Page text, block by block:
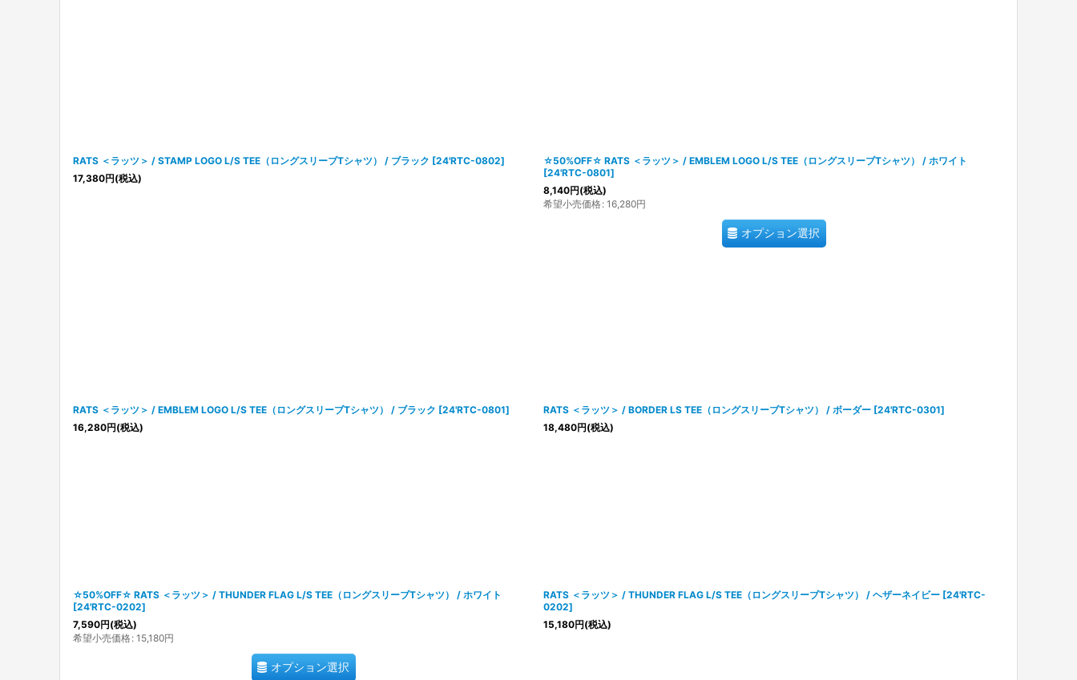
RATS ＜ラッツ＞ / STAMP LOGO L/S TEE（ロングスリーブTシャツ） / ブラック [24'RTC-0802]
17,380円(税込)
☆50%OFF☆ RATS ＜ラッツ＞ / EMBLEM LOGO L/S TEE（ロングスリーブTシャツ） / ホワイト
[24'RTC-0801]
8,140円(税込)
希望小売価格: 16,280円
オプション選択
RATS ＜ラッツ＞ / EMBLEM LOGO L/S TEE（ロングスリーブTシャツ） / ブラック [24'RTC-0801]
16,280円(税込)
RATS ＜ラッツ＞ / BORDER LS TEE（ロングスリーブTシャツ） / ボーダー [24'RTC-0301]
18,480円(税込)
☆50%OFF☆ RATS ＜ラッツ＞ / THUNDER FLAG L/S TEE（ロングスリーブTシャツ） / ホワイト
[24'RTC-0202]
7,590円(税込)
希望小売価格: 15,180円
オプション選択
RATS ＜ラッツ＞ / THUNDER FLAG L/S TEE（ロングスリーブTシャツ） / ヘザーネイビー [24'RTC-
0202]
15,180円(税込)